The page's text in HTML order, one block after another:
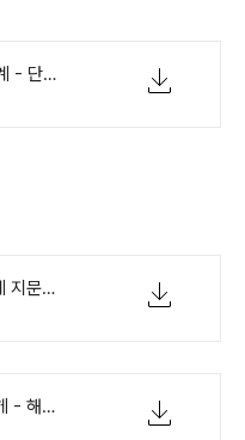
고1 2025년 9월 한줄해석 0단계 - 단어연습.pdf
고1 2025년 9월 한줄해석 1단계 지문만.pdf
고1 2025년 9월 한줄해석 2단헤 - 해석확인 단어빈칸.pdf